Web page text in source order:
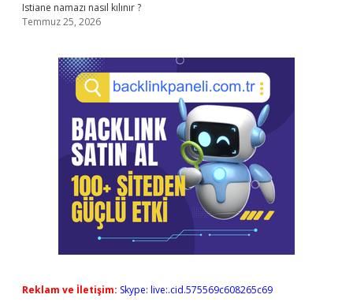
Istiane namazı nasıl kılınır ?
Temmuz 25, 2026
Reklam ve İletişim: Skype: live:.cid.575569c608265c69